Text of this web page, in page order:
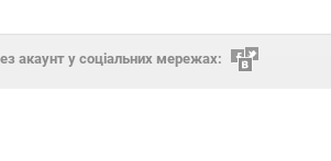
акаунт у соціальних мережах: